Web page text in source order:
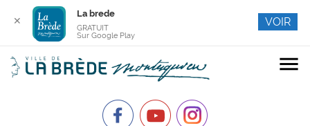
menu
✕
La brede
GRATUIT
Sur Google Play
VOIR